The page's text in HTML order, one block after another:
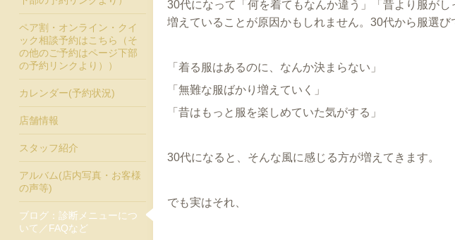
30代になって「何を着てもなんか違う」「昔より服が
増えていることが原因かもしれません。30代から服選び
「着る服はあるのに、なんか決まらない」
「無難な服ばかり増えていく」
「昔はもっと服を楽しめていた気がする」
30代になると、そんな風に感じる方が増えてきます。
でも実はそれ、
ペア割・オンライン・クイ
ック相談予約はこちら（そ
の他のご予約はページ下部
の予約リンクより））
カレンダー(予約状況)
店舗情報
スタッフ紹介
アルバム(店内写真・お客様
の声等)
ブログ：診断メニューにつ
いて／FAQなど